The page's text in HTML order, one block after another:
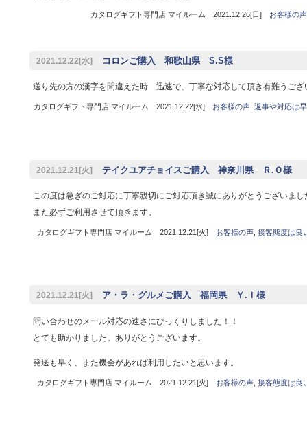
カタログギフト専門店 マイルーム 2021.12.26[日] お客様の声
2021.12.22[水] コロンご購入 和歌山県 S.S様
送り先の方の漢字を間違えた時 迅速で、丁寧な対応して頂き有難うござ
カタログギフト専門店 マイルーム 2021.12.22[水] お客様の声, 返事や対応は
2021.12.21[火] テイクユアチョイスご購入 神奈川県 Ｒ.Ｏ様
この度は急ぎのご対応に丁寧親切にご対応頂き誠にありがとうございまし
また必ずご利用させて頂きます。
カタログギフト専門店 マイルーム 2021.12.21[火] お客様の声, 接客態度は良
2021.12.21[火] ア・ラ・グルメご購入 福岡県 Ｙ.Ｉ様
問い合わせのメール対応の速さにびっくりしました！！
とても助かりました。ありがとうございます。
発送も早く、また機会があれば利用したいと思います。
カタログギフト専門店 マイルーム 2021.12.21[火] お客様の声, 接客態度は良